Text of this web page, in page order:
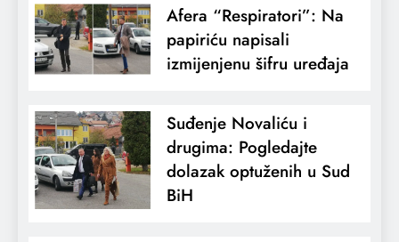
Afera “Respiratori”: Na
papiriću napisali
izmijenjenu šifru uređaja
Suđenje Novaliću i
drugima: Pogledajte
dolazak optuženih u Sud
BiH